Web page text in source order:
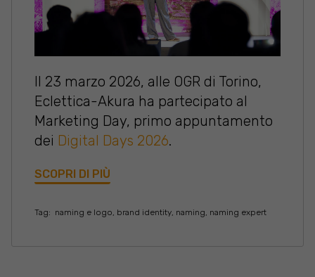
Il 23 marzo 2026, alle OGR di Torino,
Eclettica-Akura ha partecipato al
Marketing Day, primo appuntamento
dei Digital Days 2026.
SCOPRI DI PIÙ
Tag: naming e logo, brand identity, naming, naming expert